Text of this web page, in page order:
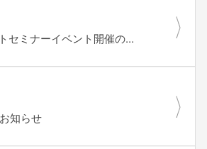
セミナーイベント開催の...
知らせ